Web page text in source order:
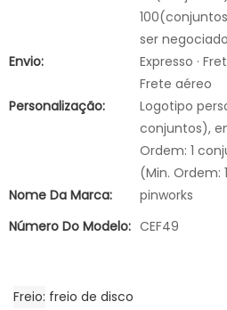
ser
Envio:
Expresso ·
Frete aéreo
Personalização:
Logotipo
conjuntos),
Ordem: 1
(Min. Ordem:
Nome Da Marca:
pinworks
Número Do Modelo: CEF49
Freio freio de disco